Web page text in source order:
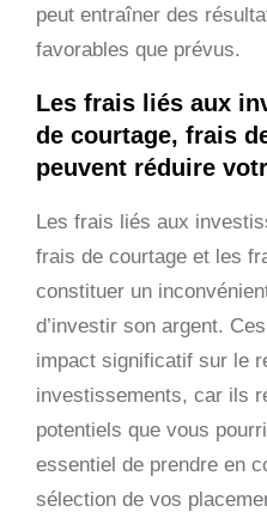
peut entraîner des
favorables que prévus.
Les frais liés aux
de courtage, frais
peuvent réduire
Les frais liés aux
frais de courtage et les
constituer un
d’investir son argent.
impact significatif sur le
investissements, car ils
potentiels que vous
essentiel de prendre en
sélection de vos